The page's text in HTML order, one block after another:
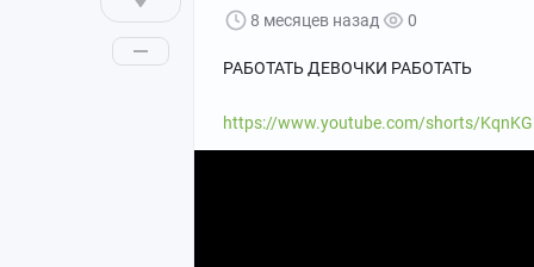
8 месяцев назад 0
РАБОТАТЬ ДЕВОЧКИ РАБОТАТЬ
https://www.youtube.com/shorts/